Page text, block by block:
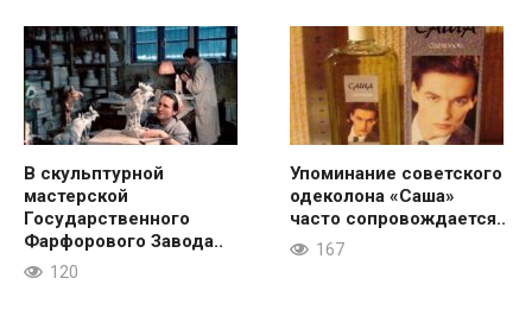
В скульптурной
мастерской
Государственного
Фарфорового Завода..
120
Упоминание советского
одеколона «Саша»
часто сопровождается..
167